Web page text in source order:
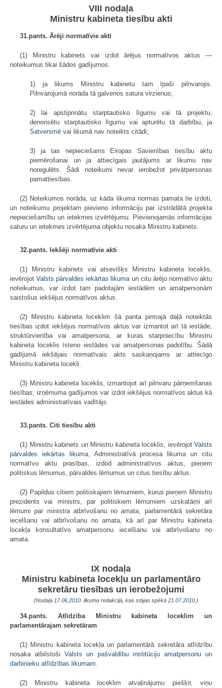
VIII nodaļa
Ministru kabineta tiesību akti
31.pants. Ārēji normatīvie akti
(1) Ministru kabinets var izdot ārējus normatīvos aktus —
noteikumus tikai šādos gadījumos:
1) ja likums Ministru kabinetu tam īpaši pilnvarojis.
Pilnvarojumā norāda tā galvenos satura virzienus;
2) lai apstiprinātu starptautisko līgumu vai tā projektu,
denonsētu starptautisko līgumu vai apturētu tā darbību, ja
Satversmē vai likumā nav noteikts citādi;
3) ja tas nepieciešams Eiropas Savienības tiesību aktu
piemērošanai un ja attiecīgais jautājums ar likumu nav
noregulēts. Šādi noteikumi nevar ierobežot privātpersonas
pamattiesības.
(2) Noteikumos norāda, uz kāda likuma normas pamata tie izdoti,
un noteikumu projektam pievieno informāciju par izstrādātā projekta
nepiecieša­mību un ietekmes izvērtējumu. Pievienojamās informācijas
saturu un ietekmes izvērtējuma objektu nosaka Ministru kabinets.
32.pants. Iekšēji normatīvie akti
(1) Ministru kabinets vai atsevišķs Ministru kabineta loceklis,
ievērojotValsts pārvaldes iekārtas likuma un citu ārējo normatīvo aktu
noteikumus, var izdot tam padotajām iestādēm un amatpersonām
saistošus iekšējus normatīvos aktus.
(2) Ministru kabineta loceklim šā panta pirmajā daļā noteiktās
tiesības izdot iekšējus normatīvos aktus var izmantot arī tā iestāde,
struktūrvienība vai amatpersona, ar kuras starpniecību Ministru
kabineta loceklis īsteno iestādes vai amatpersonas padotību. Šādā
gadījumā iekšējais normatīvais akts saskaņojams ar attiecīgo
Ministru kabineta locekli.
(3) Ministru kabineta loceklis, izmantojot arī pilnvaru pārņemšanas
tiesības, izņēmuma gadījumos var izdot iekšējus normatīvos aktus kā
iestādes administratīvais vadītājs.
33.pants. Citi tiesību akti
(1) Ministru kabinets un Ministru kabineta loceklis, ievērojot Valsts
pārvaldes iekārtas likuma, Administratīvā procesa likuma un citu
normatīvo aktu prasības, izdod administratīvos aktus, pieņem
politiskus lēmumus, pārvaldes lēmumus un citus tiesību aktus.
(2) Papildus citiem politiskajiem lēmumiem, kurus pieņem Ministru
prezidents vai ministrs, par politiskiem lēmumiem uzskatāmi arī
lēmumi par ministra atbrīvošanu no amata, parlamentārā sekretāra
iecelšanu vai atbrīvošanu no amata, kā arī par Ministru kabineta
locekļa konsultatīvo amatpersonu iecelšanu vai atbrīvošanu no
amata.
IX nodaļa
Ministru kabineta locekļu un parlamentāro
sekretāru tiesības un ierobežojumi
(Nodaļa 17.06.2010 . likuma redakcijā, kas stājas spēkā 21.07.2010. )
34.pants. Atlīdzība Ministru kabineta loceklim un
parlamentārajam sekretāram
(1) Ministru kabineta locekļa un parlamentārā sekretāra atlīdzību
nosaka atbilstošiValsts un pašvaldību institūciju amatpersonu un
darbinieku atlīdzības likumam.
(2) Ministru kabineta loceklim atvaļinājumu piešķir, viņu